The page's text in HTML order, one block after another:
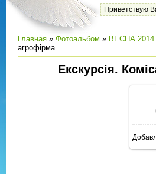
Приветствую
Главная » Фотоальбом » ВЕСНА 2014
агрофірма
Екскурсія.